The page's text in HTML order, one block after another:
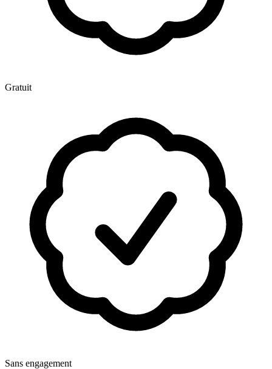
Gratuit
Sans engagement